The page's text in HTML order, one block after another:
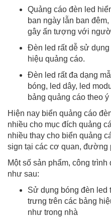
Quảng cáo đèn led
ban ngày lẫn ban
gây ấn tượng với
Đèn led rất dễ sử dụng
hiệu quảng cáo.
Đèn led rất đa dạng
bóng, led dây, led
bảng quảng cáo theo
Hiện nay biển quảng cáo
nhiều cho mục đích quảng
nhiều thay cho biển quảng
sign tại các cơ quan, đường
Một số sản phẩm, công
như sau:
Sử dụng bóng đèn
trưng trên các bảng
như trong nhà